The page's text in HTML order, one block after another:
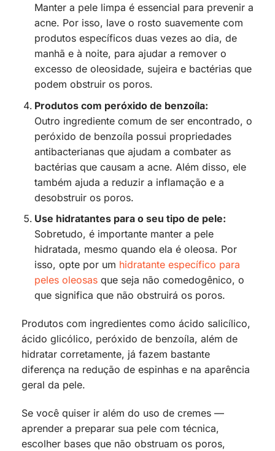
Manter a pele limpa é essencial para prevenir a
acne. Por isso, lave o rosto suavemente com
produtos específicos duas vezes ao dia, de
manhã e à noite, para ajudar a remover o
excesso de oleosidade, sujeira e bactérias que
podem obstruir os poros.
Produtos com peróxido de benzoíla:
Outro ingrediente comum de ser encontrado, o
peróxido de benzoíla possui propriedades
antibacterianas que ajudam a combater as
bactérias que causam a acne. Além disso, ele
também ajuda a reduzir a inflamação e a
desobstruir os poros.
Use hidratantes para o seu tipo de pele:
Sobretudo, é importante manter a pele
hidratada, mesmo quando ela é oleosa. Por
isso, opte por um hidratante específico para
peles oleosasque seja não comedogênico, o
que significa que não obstruirá os poros.
Produtos com ingredientes como ácido salicílico,
ácido glicólico, peróxido de benzoíla, além de
hidratar corretamente, já fazem bastante
diferença na redução de espinhas e na aparência
geral da pele.
Se você quiser ir além do uso de cremes —
aprender a preparar sua pele com técnica,
escolher bases que não obstruam os poros,